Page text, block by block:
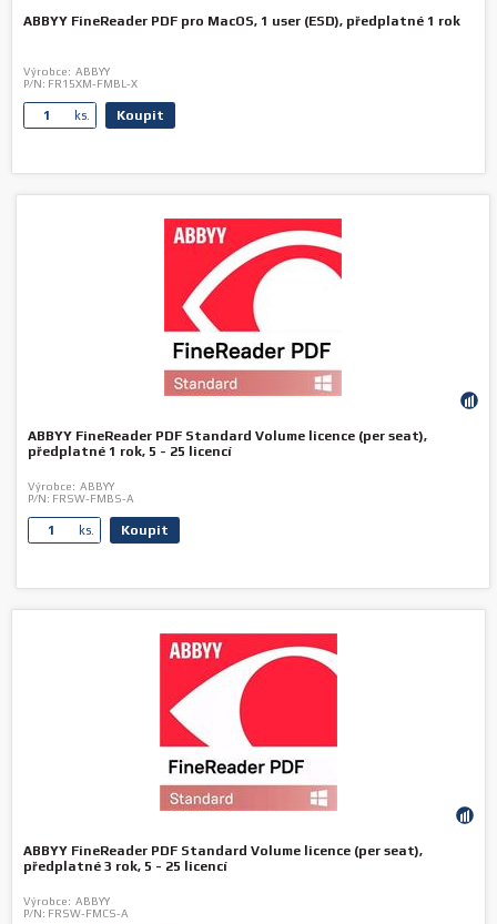
ABBYY FineReader PDF pro MacOS, 1 user (ESD), předplatné 1 rok
Výrobce: ABBYY
P/N: FR15XM-FMBL-X
ks. Koupit
ABBYY FineReader PDF Standard Volume licence (per seat),
předplatné 1 rok, 5 - 25 licencí
Výrobce: ABBYY
P/N: FRSW-FMBS-A
ks. Koupit
ABBYY FineReader PDF Standard Volume licence (per seat),
předplatné 3 rok, 5 - 25 licencí
Výrobce: ABBYY
P/N: FRSW-FMCS-A